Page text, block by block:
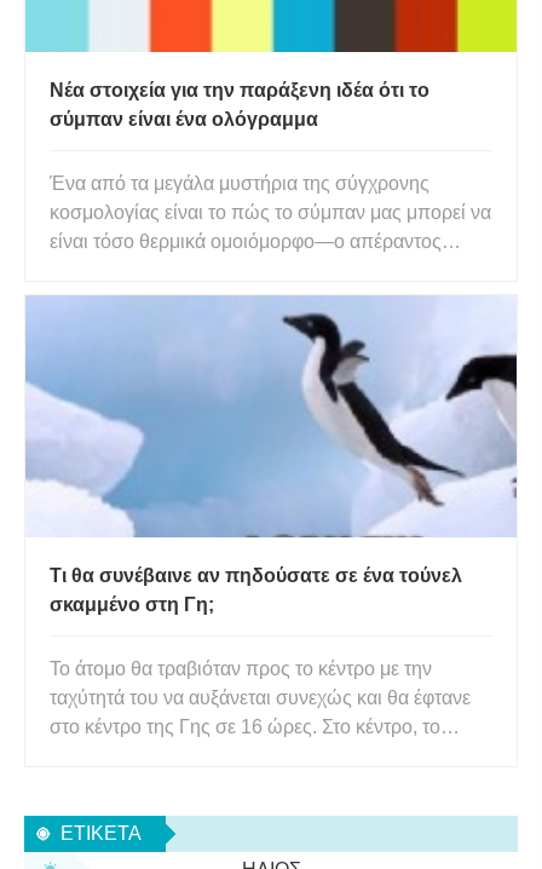
Νέα στοιχεία για την παράξενη ιδέα ότι το
σύμπαν είναι ένα ολόγραμμα
Ένα από τα μεγάλα μυστήρια της σύγχρονης
κοσμολογίας είναι το πώς το σύμπαν μας μπορεί να
είναι τόσο θερμικά ομοιόμορφο—ο απέραντος
θερμότητα της Μεγάλης Έκρηξης. Με την πάροδο
του χρόνου, έχει κρυώσει σε μερικούς βαθμούς
πάνω από το απόλυτο μηδέν, αλλά μπορε
Τι θα συνέβαινε αν πηδούσατε σε ένα τούνελ
σκαμμένο στη Γη;
Το άτομο θα τραβιόταν προς το κέντρο με την
ταχύτητά του να αυξάνεται συνεχώς και θα έφτανε
στο κέντρο της Γης σε 16 ώρες. Στο κέντρο, το
βαρύτητα θα άρχιζε να επιβραδύνει το άτομο
σταδιακά. Μέχρι να σταμα
ΕΤΙΚΈΤΑ